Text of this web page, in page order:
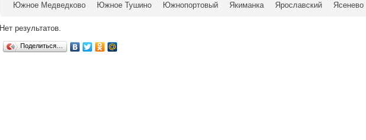
Южное Медведково
Южное Тушино Южнопортовый Якиманка Ярославский Ясенево
Нет результатов.
Поделиться…